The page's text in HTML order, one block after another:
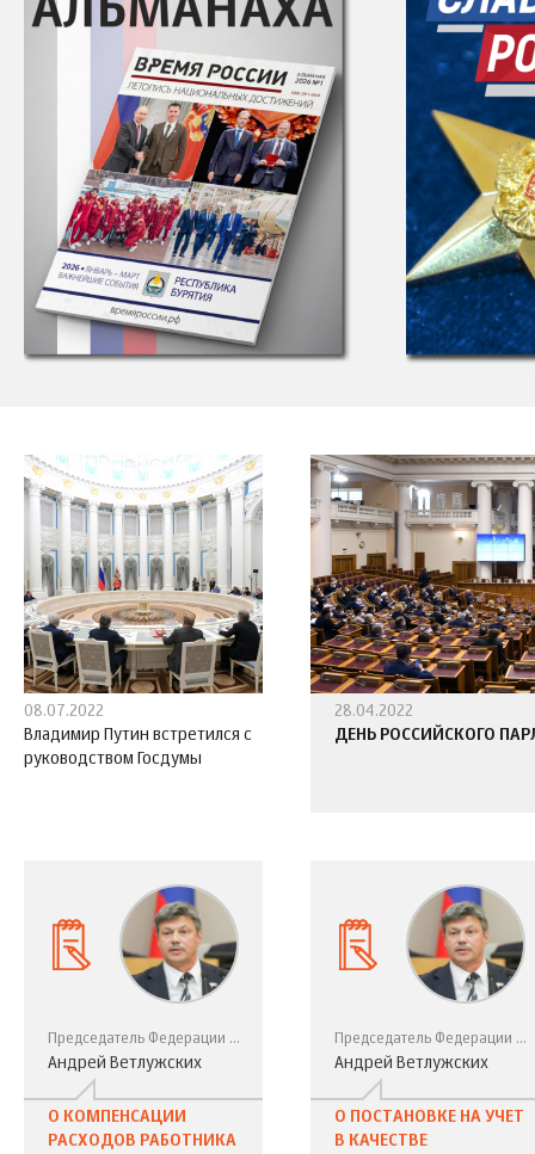
08.07.2022
Владимир Путин встретился с
руководством Госдумы
28.04.2022
ДЕНЬ РОССИЙСКОГО
Председатель Федерации профсоюзов Свердловской области, депутат Государственной Думы России VII созыва
Андрей Ветлужских
О КОМПЕНСАЦИИ
РАСХОДОВ РАБОТНИКА
Председатель Федерации профсоюзов Свердловской области, депутат Государственной Думы России VII созыва
Андрей Ветлужских
О ПОСТАНОВКЕ НА УЧЕТ
В КАЧЕСТВЕ